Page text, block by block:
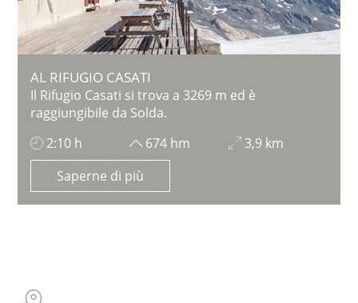
AL RIFUGIO CASATI
Il Rifugio Casati si trova a 3269 m ed è
raggiungibile da Solda.
2:10 h
674 hm
3,9 km
Saperne di più